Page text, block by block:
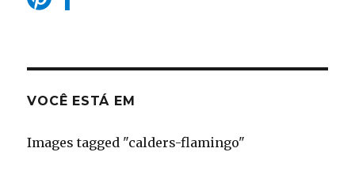
VOCÊ ESTÁ EM
Images tagged "calders-flamingo"